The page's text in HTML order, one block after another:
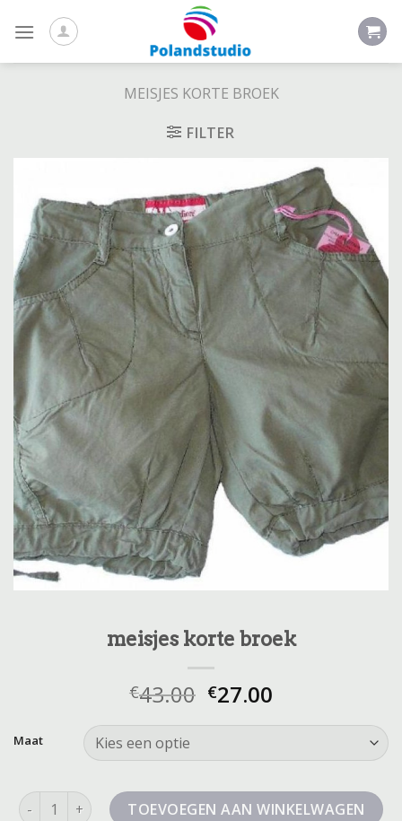
MEISJES KORTE BROEK
FILTER
meisjes korte broek
€43.00 €27.00
Maat
meisjes korte broek aantalTOEVOEGEN AAN WINKELWAGEN